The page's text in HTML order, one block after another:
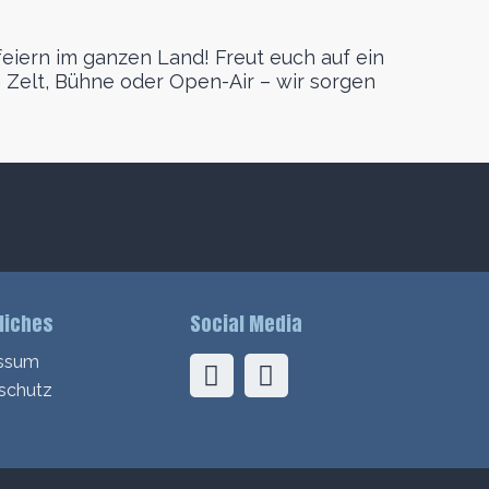
im ganzen Land! Freut euch auf ein
Bühne oder Open-Air – wir sorgen
Social Media